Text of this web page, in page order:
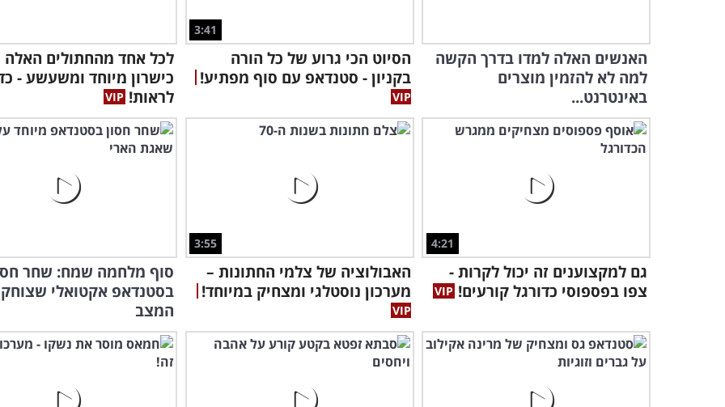
האנשים האלה למדו בדרך הקשה
למה לא להזמין מוצרים
באינטרנט...
3:41
הסיוט הכי גרוע של כל הורה
בקניון - סטנדאפ עם סוף מפתיע!
לכל אחד מהחתולים האלה
כישרון מיוחד ומשעשע -
לראות!
4:21
גם למקצוענים זה יכול לקרות -
צפו בפספוסי כדורגל קורעים!
3:55
האבולוציה של צלמי החתונות –
מערכון נוסטלגי ומצחיק במיוחד!
סוף מלחמה שמח: שחר
בסטנדאפ אקטואלי
המצב